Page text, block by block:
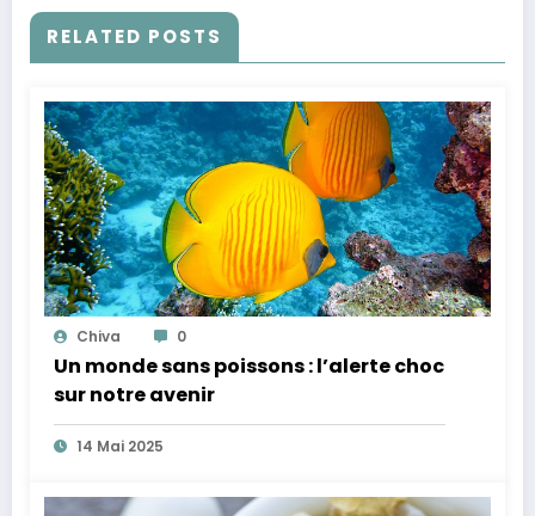
RELATED POSTS
Chiva 0
Un monde sans poissons : l’alerte choc
sur notre avenir
14 Mai 2025